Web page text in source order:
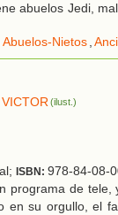
abuelos Jedi,
Abuelos-Nietos,
(ilust.)
ISBN: 978-84-08-
programa de tele,
en su orgullo, el